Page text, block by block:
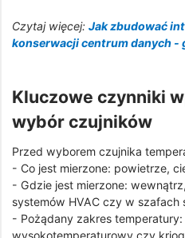
Czytaj więcej: Jak zbudować
konserwacji centrum danych -
Kluczowe czynniki
wybór czujników
Przed wyborem czujnika
- Co jest mierzone: powietrze,
- Gdzie jest mierzone:
systemów HVAC czy w szafach
- Pożądany zakres
wysokotemperaturowy czy